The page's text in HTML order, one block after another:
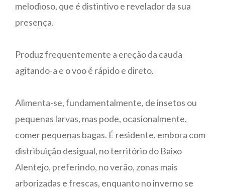
melodioso, que é distintivo e revelador da sua
presença.
Produz frequentemente a ereção da cauda
agitando-a e o voo é rápido e direto.
Alimenta-se, fundamentalmente, de insetos ou
pequenas larvas, mas pode, ocasionalmente,
comer pequenas bagas. É residente, embora com
distribuição desigual, no território do Baixo
Alentejo, preferindo, no verão, zonas mais
arborizadas e frescas, enquanto no inverno se